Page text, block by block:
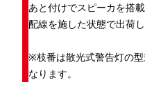
あと付けでスピーカを搭
配線を施した状態で出荷し
※枝番は散光式警告灯の
なります。